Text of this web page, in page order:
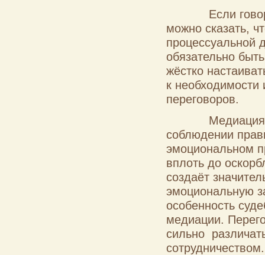
Если
можно сказать,
процессуальной
обязательно
жёстко
к
переговоров.
Медиация в
соблюдении
эмоциональном
вплоть до
создаёт
эмоциональную
особенность
медиации.
сильно
сотрудничеством.